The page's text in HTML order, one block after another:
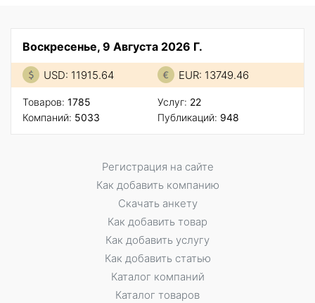
Воскресенье, 9 Августа 2026 Г.
USD: 11915.64 EUR: 13749.46
Товаров: 1785
Компаний: 5033
Услуг: 22
Публикаций: 948
Регистрация на сайте
Как добавить компанию
Скачать анкету
Как добавить товар
Как добавить услугу
Как добавить статью
Каталог компаний
Каталог товаров